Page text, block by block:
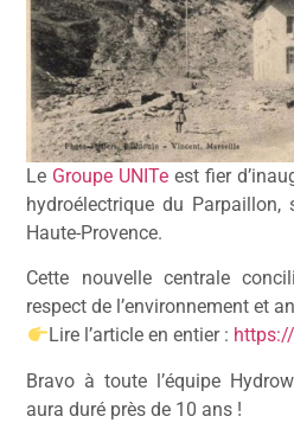
Le Groupe UNITe est fier
hydroélectrique du Parpaillon,
Haute-Provence.
Cette nouvelle centrale
respect de l’environnement et
Lire l’article en entier :
Bravo à toute l’équipe
aura duré près de 10 ans !